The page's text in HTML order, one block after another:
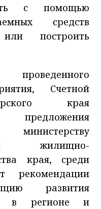
с помощью
средств
построить
Счетной
края
и министерству
и жилищно-
края, среди
рекомендации
развития
в регионе и